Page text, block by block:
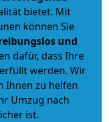
bietet. Mit
können Sie
und
dafür, dass Ihre
werden. Wir
Ihnen zu helfen
Umzug nach
ist.